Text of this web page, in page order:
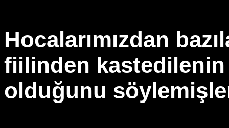
Hocalarımızdan
fiilinden
olduğunu